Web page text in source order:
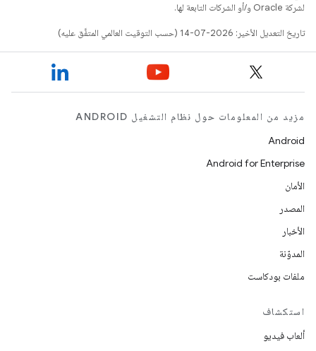
لشركة Oracle و/أو الشركات التابعة لها.
تاريخ التعديل الأخير: 2026-07-14 (حسب التوقيت العالمي المتفَّق عليه)
مزيد من المعلومات حول نظام التشغيل ANDROID
Android
Android for Enterprise
الأمان
المصدر
الأخبار
المدوّنة
ملفات بودكاست
استكشاف
ألعاب فيديو